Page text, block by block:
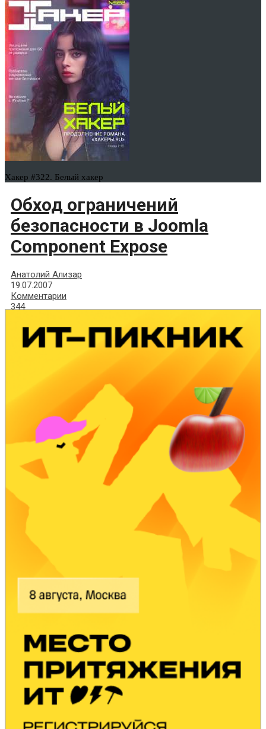
Хакер #322. Белый хакер
Обход ограничений
безопасности в Joomla
Component Expose
Анатолий Ализар
19.07.2007
Комментарии
344